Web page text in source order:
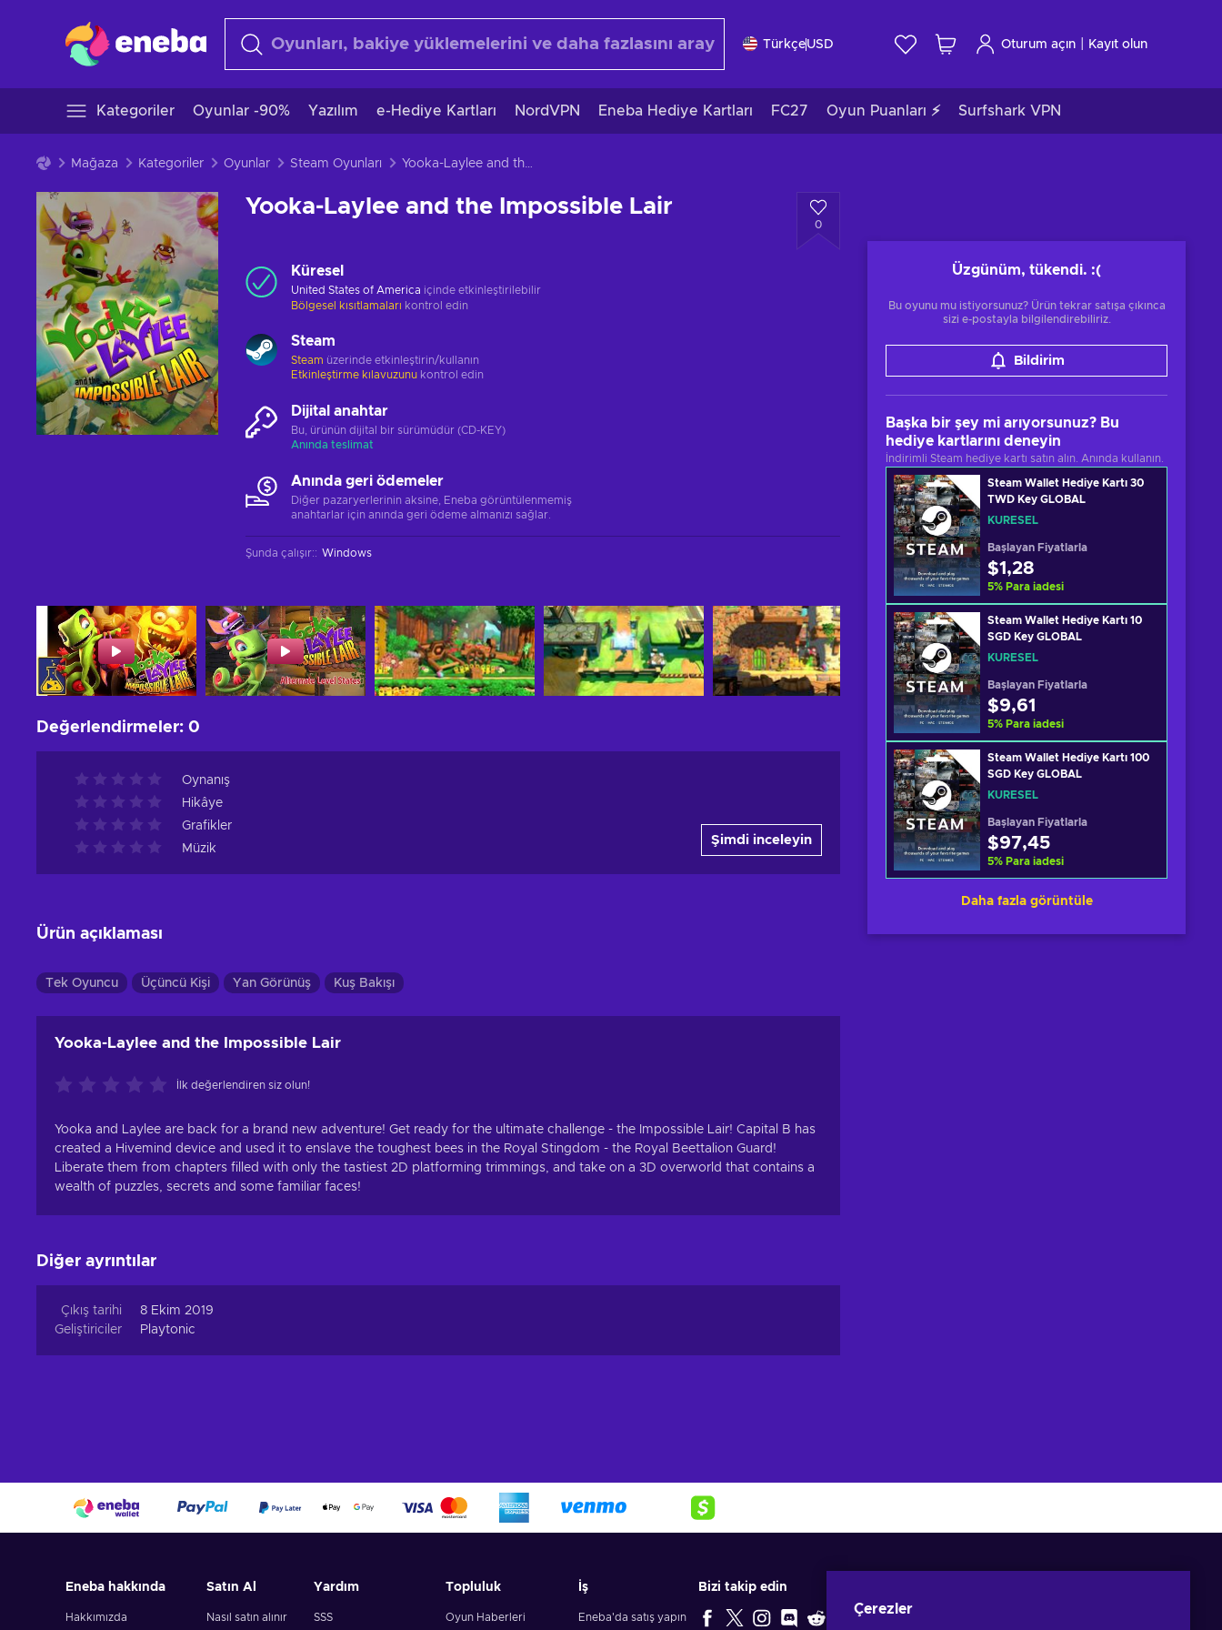
TürkçeUSD Oturum açın Kayıt olun
Kategoriler Oyunlar -90% Yazılım e-Hediye Kartları NordVPN Eneba Hediye Kartları FC27 Oyun Puanları ⚡ Surfshark VPN
Mağaza Kategoriler Oyunlar Steam Oyunları Yooka-Laylee and the Impossible Lair
Yooka-Laylee and the Impossible Lair
0
Üzgünüm, tükendi. :(
Bu oyunu mu istiyorsunuz? Ürün tekrar satışa çıkınca
sizi e-postayla bilgilendirebiliriz.
Bildirim
Başka bir şey mi arıyorsunuz? Bu
hediye kartlarını deneyin
İndirimli Steam hediye kartı satın alın. Anında kullanın.
Steam Wallet Hediye Kartı 30
TWD Key GLOBAL
KÜRESEL
Başlayan Fiyatlarla
$1,28
5% Para iadesi
Steam Wallet Hediye Kartı 10
SGD Key GLOBAL
KÜRESEL
Başlayan Fiyatlarla
$9,61
5% Para iadesi
Steam Wallet Hediye Kartı 100
SGD Key GLOBAL
KÜRESEL
Başlayan Fiyatlarla
$97,45
5% Para iadesi
Daha fazla görüntüle
Küresel
United States of America içinde etkinleştirilebilir
Bölgesel kısıtlamaları kontrol edin
Steam
Steam üzerinde etkinleştirin/kullanın
Etkinleştirme kılavuzunu kontrol edin
Dijital anahtar
Bu, ürünün dijital bir sürümüdür (CD-KEY)
Anında teslimat
Anında geri ödemeler
Diğer pazaryerlerinin aksine, Eneba görüntülenmemiş
anahtarlar için anında geri ödeme almanızı sağlar.
Şunda çalışır:: Windows
Değerlendirmeler: 0
Oynanış
Hikâye
Grafikler
Müzik
Şimdi inceleyin
Ürün açıklaması
Tek Oyuncu Üçüncü Kişi Yan Görünüş Kuş Bakışı
Yooka-Laylee and the Impossible Lair
İlk değerlendiren siz olun!
Yooka and Laylee are back for a brand new adventure! Get ready for the ultimate challenge - the Impossible Lair! Capital B has
created a Hivemind device and used it to enslave the toughest bees in the Royal Stingdom - the Royal Beettalion Guard!
Liberate them from chapters filled with only the tastiest 2D platforming trimmings, and take on a 3D overworld that contains a
wealth of puzzles, secrets and some familiar faces!
Diğer ayrıntılar
Çıkış tarihi
8 Ekim 2019
Geliştiriciler
Playtonic
Eneba hakkında
Hakkımızda
Satın Al
Nasıl satın alınır
Yardım
SSS
Topluluk
Oyun Haberleri
İş
Eneba'da satış yapın
Bizi takip edin
Çerezler